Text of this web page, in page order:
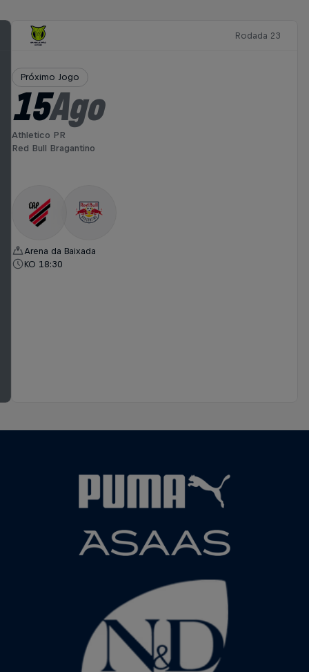
Rodada 23
Próximo Jogo
15Ago
Athletico PR
Red Bull Bragantino
Arena da Baixada
KO 18:30